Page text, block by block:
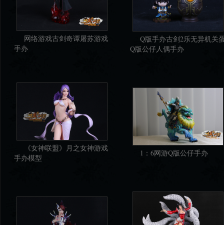
网络游戏古剑奇谭屠苏游戏
手办
Q版手办古剑2乐无异机关
Q版公仔人偶手办
《女神联盟》月之女神游戏
手办模型
1：6网游Q版公仔手办